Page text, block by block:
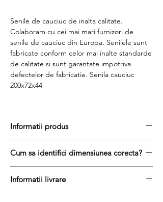
Senile de cauciuc de inalta calitate.
Colaboram cu cei mai mari furnizori de
senile de cauciuc din Europa. Senilele sunt
fabricate conform celor mai inalte standarde
de calitate si sunt garantate impotriva
defectelor de fabricatie. Senila cauciuc
200x72x44
Informatii produs
livrare
Disponibilitate : stoc
Produs aftermarket
Cum sa identifici dimensiunea corecta?
cauciuc, urmati acesti trei pasi simpli:
Informatii livrare